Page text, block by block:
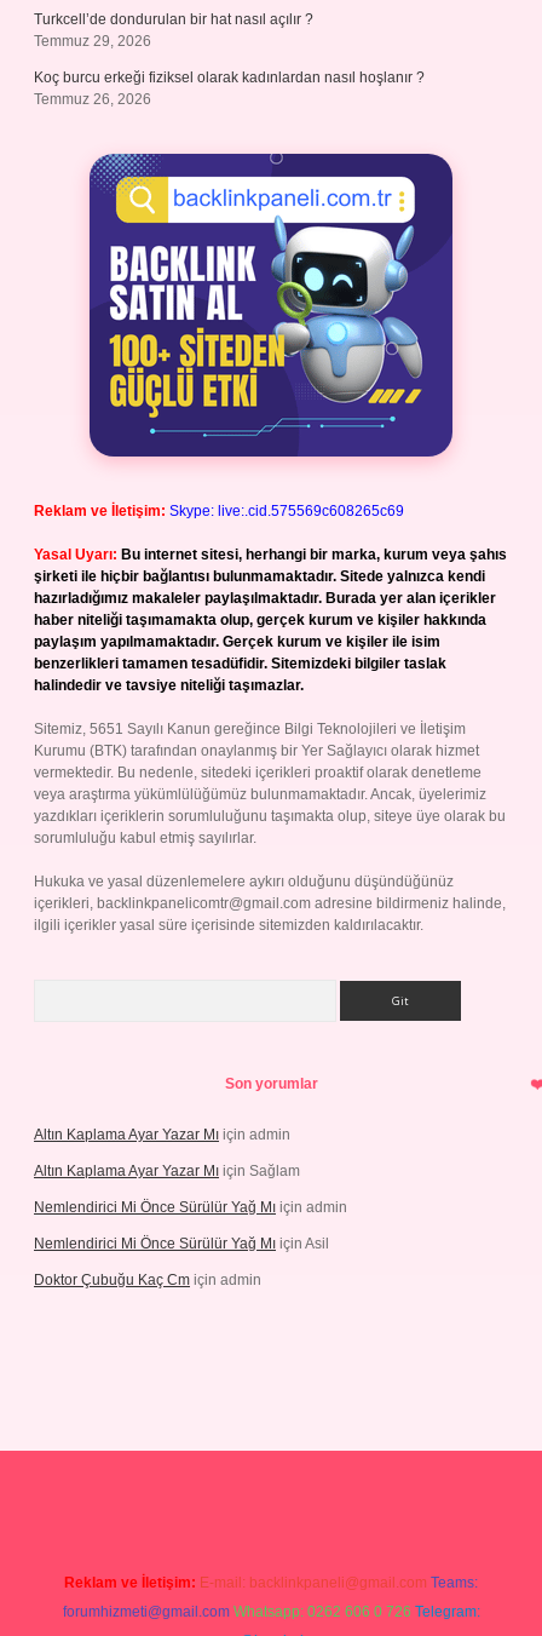
Turkcell’de dondurulan bir hat nasıl açılır ?
Temmuz 29, 2026
Koç burcu erkeği fiziksel olarak kadınlardan nasıl hoşlanır ?
Temmuz 26, 2026
Reklam ve İletişim: Skype: live:.cid.575569c608265c69
Yasal Uyarı: Bu internet sitesi, herhangi bir marka, kurum veya şahıs
şirketi ile hiçbir bağlantısı bulunmamaktadır. Sitede yalnızca kendi
hazırladığımız makaleler paylaşılmaktadır. Burada yer alan içerikler
haber niteliği taşımamakta olup, gerçek kurum ve kişiler hakkında
paylaşım yapılmamaktadır. Gerçek kurum ve kişiler ile isim
benzerlikleri tamamen tesadüfidir. Sitemizdeki bilgiler taslak
halindedir ve tavsiye niteliği taşımazlar.
Sitemiz, 5651 Sayılı Kanun gereğince Bilgi Teknolojileri ve İletişim
Kurumu (BTK) tarafından onaylanmış bir Yer Sağlayıcı olarak hizmet
vermektedir. Bu nedenle, sitedeki içerikleri proaktif olarak denetleme
veya araştırma yükümlülüğümüz bulunmamaktadır. Ancak, üyelerimiz
yazdıkları içeriklerin sorumluluğunu taşımakta olup, siteye üye olarak bu
sorumluluğu kabul etmiş sayılırlar.
Hukuka ve yasal düzenlemelere aykırı olduğunu düşündüğünüz
içerikleri, backlinkpanelicomtr@gmail.com adresine bildirmeniz halinde,
ilgili içerikler yasal süre içerisinde sitemizden kaldırılacaktır.
Son yorumlar
Altın Kaplama Ayar Yazar Mı için admin
Altın Kaplama Ayar Yazar Mı için Sağlam
Nemlendirici Mi Önce Sürülür Yağ Mı için admin
Nemlendirici Mi Önce Sürülür Yağ Mı için Asil
Doktor Çubuğu Kaç Cm için admin
Reklam ve İletişim: E-mail: backlinkpaneli@gmail.com Teams:
forumhizmeti@gmail.com Whatsapp: 0262 606 0 726 Telegram: